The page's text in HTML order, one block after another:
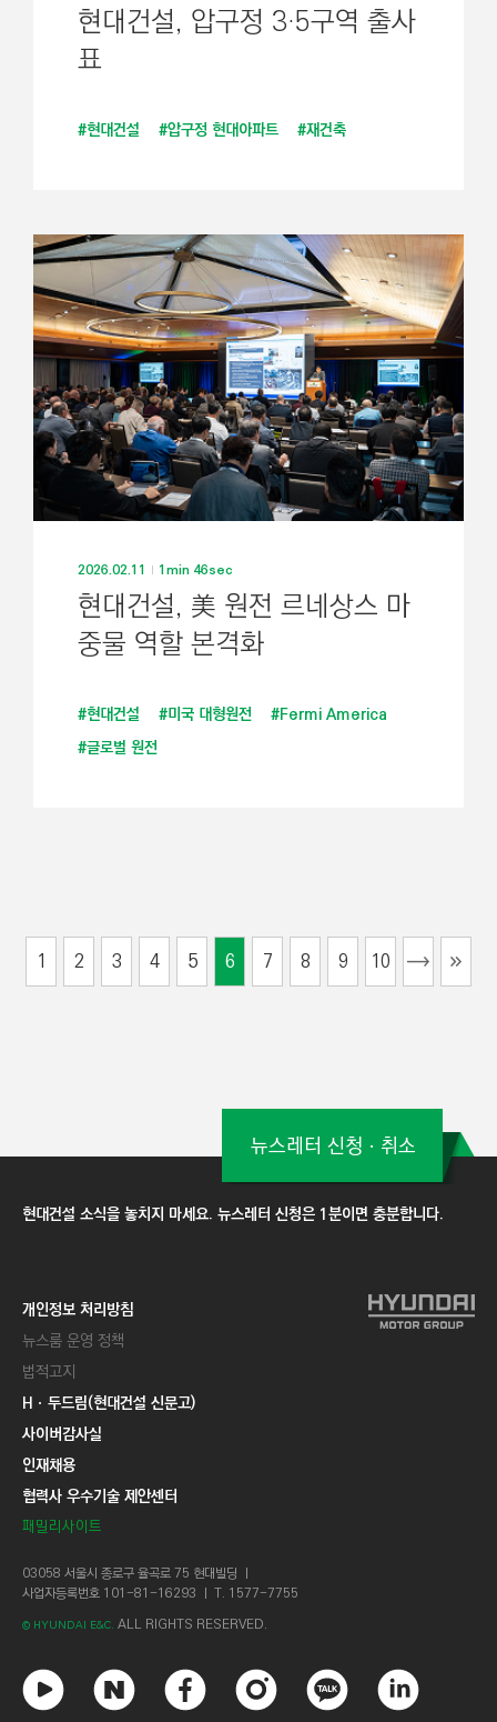
현대건설, 압구정 3·5구역 출사
표
#현대건설 #압구정 현대아파트 #재건축
2026.02.11 1min 46sec
현대건설, 美 원전 르네상스 마
중물 역할 본격화
#현대건설 #미국 대형원전
#Fermi America
#글로벌 원전
1 2 3 4 5 6 7 8 9 10
현대건설 소식을 놓치지 마세요. 뉴스레터 신청은 1분이면 충분합니다.
뉴스레터 신청ㆍ취소
개인정보 처리방침
뉴스룸 운영 정책
법적고지
Hㆍ두드림(현대건설 신문고)
사이버감사실
인재채용
협력사 우수기술 제안센터
패밀리사이트
03058 서울시 종로구 율곡로 75 현대빌딩 ㅣ
사업자등록번호 101-81-16293 ㅣ T. 1577-7755
© HYUNDAI E&C. ALL RIGHTS RESERVED.